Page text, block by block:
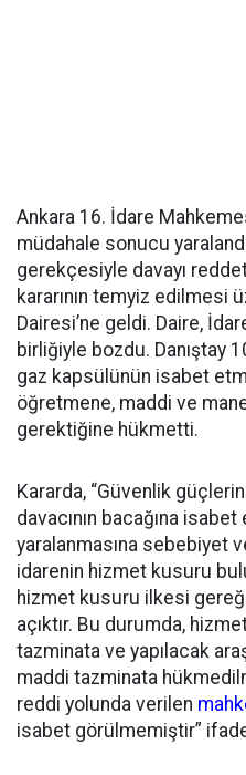
Ankara 16. İdare
müdahale sonucu
gerekçesiyle davayı
kararının temyiz edilmesi
Dairesi’ne geldi. Daire,
birliğiyle bozdu. Danıştay
gaz kapsülünün isabet
öğretmene, maddi ve
gerektiğine hükmetti.
Kararda, “Güvenlik
davacının bacağına
yaralanmasına sebebiyet
idarenin hizmet kusuru
hizmet kusuru ilkesi
açıktır. Bu durumda,
tazminata ve yapılacak
maddi tazminata
reddi yolunda verilen
isabet görülmemiştir”